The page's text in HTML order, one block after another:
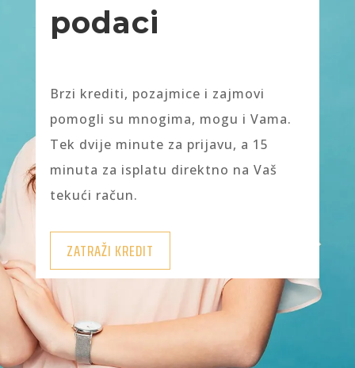
podaci
Brzi krediti, pozajmice i zajmovi
pomogli su mnogima, mogu i Vama.
Tek dvije minute za prijavu, a 15
minuta za isplatu direktno na Vaš
tekući račun.
ZATRAŽI KREDIT